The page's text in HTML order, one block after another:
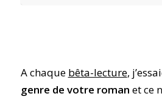
A chaque bêta-lecture,
genre de votre roman et ce